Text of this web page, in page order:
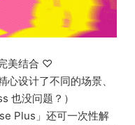
美结合 ♡
设计了不同的场景、
也没问题？）
Plus」还可一次性解